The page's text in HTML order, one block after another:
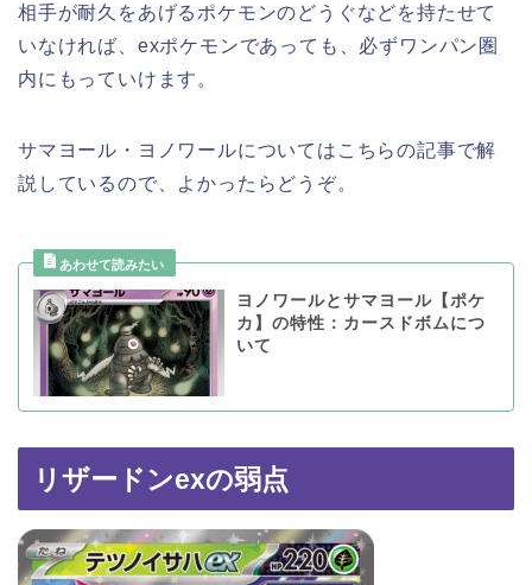
相手が耐久をあげるポケモンのどうぐなどを持たせて
いなければ、exポケモンであっても、必ずワンパン圏
内にもっていけます。
サマヨール・ヨノワールについてはこちらの記事で解
説しているので、よかったらどうぞ。
ヨノワールとサマヨール【ポケ
カ】の特性：カースドボムにつ
いて
リザードンexの弱点